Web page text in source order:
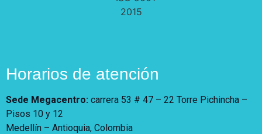
Horarios de atención
Sede Megacentro: carrera 53 # 47 – 22 Torre Pichincha –
Pisos 10 y 12
Medellín – Antioquia, Colombia